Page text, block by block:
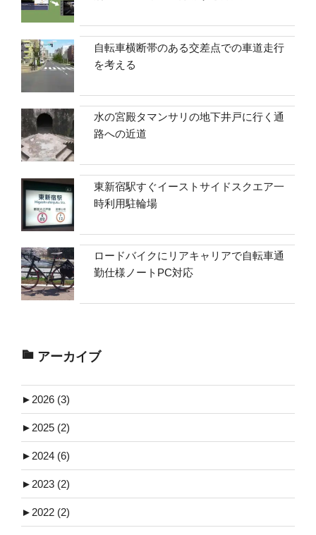
自転車横断帯のある交差点での車道走行
を考える
水の宮殿タマンサリの地下井戸に行く通
路への近道
東新宿駅すぐイーストサイドスクエア一
時利用駐輪場
ロードバイクにリアキャリアで自転車通
勤仕様ノートPC対応
アーカイブ
► 2026 (3)
► 2025 (2)
► 2024 (6)
► 2023 (2)
► 2022 (2)